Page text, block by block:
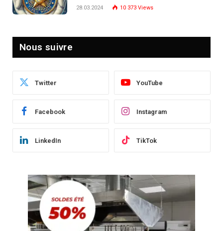
Post-Crise
28.03.2024 10 373 Views
Nous suivre
Twitter YouTube
Facebook Instagram
LinkedIn TikTok